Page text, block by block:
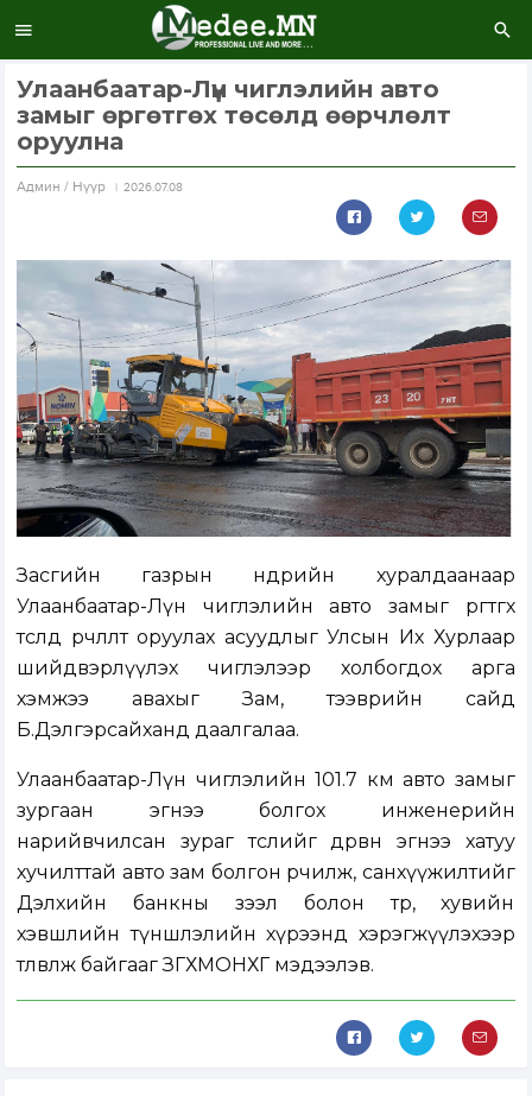
Улаанбаатар-Лүн чиглэлийн авто
замыг өргөтгөх төсөлд өөрчлөлт
оруулна
Aдмин / Нүүр 2026.07.08
Засгийн газрын өнөөдрийн хуралдаанаар
Улаанбаатар-Лүн чиглэлийн авто замыг өргөтгөх
төсөлд өөрчлөлт оруулах асуудлыг Улсын Их Хурлаар
шийдвэрлүүлэх чиглэлээр холбогдох арга
хэмжээ авахыг Зам, тээврийн сайд
Б.Дэлгэрсайханд даалгалаа.
Улаанбаатар-Лүн чиглэлийн 101.7 км авто замыг
зургаан эгнээ болгох инженерийн
нарийвчилсан зураг төслийг дөрвөн эгнээ хатуу
хучилттай авто зам болгон өөрчилж, санхүүжилтийг
Дэлхийн банкны зээл болон төр, хувийн
хэвшлийн түншлэлийн хүрээнд хэрэгжүүлэхээр
төлөвлөж байгааг ЗГХМОНХГ мэдээлэв.